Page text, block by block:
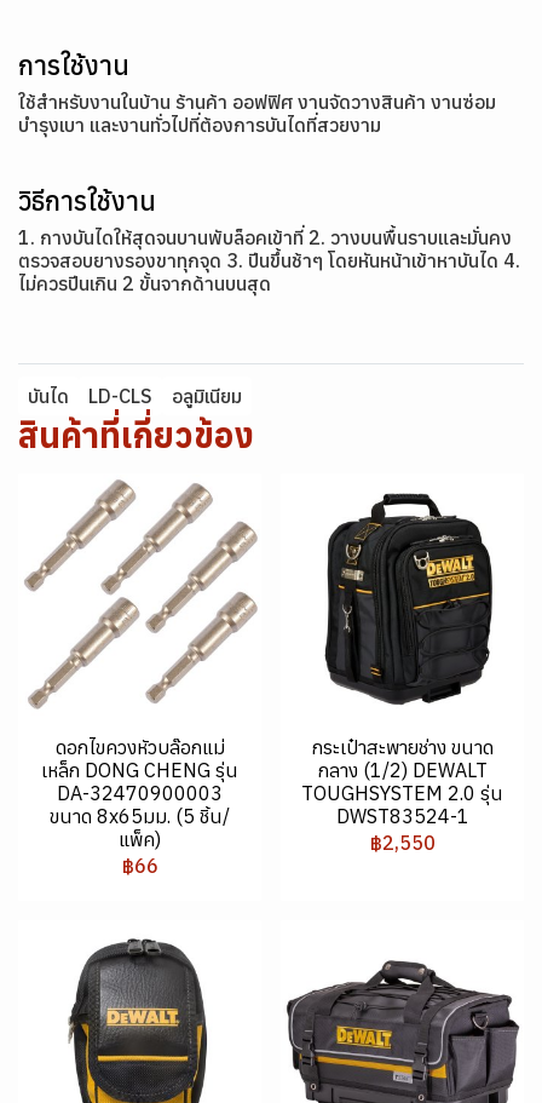
การใช้งาน
ใช้สำหรับงานในบ้าน ร้านค้า ออฟฟิศ งานจัดวางสินค้า งานซ่อม
บำรุงเบา และงานทั่วไปที่ต้องการบันไดที่สวยงาม
วิธีการใช้งาน
1. กางบันไดให้สุดจนบานพับล็อคเข้าที่ 2. วางบนพื้นราบและมั่นคง
ตรวจสอบยางรองขาทุกจุด 3. ปีนขึ้นช้าๆ โดยหันหน้าเข้าหาบันได 4.
ไม่ควรปีนเกิน 2 ขั้นจากด้านบนสุด
บันได LD-CLS อลูมิเนียม
สินค้าที่เกี่ยวข้อง
ดอกไขควงหัวบล๊อกแม่
เหล็ก DONG CHENG รุ่น
DA-32470900003
ขนาด 8x65มม. (5 ชิ้น/
แพ็ค)
฿66
กระเป๋าสะพายช่าง ขนาด
กลาง (1/2) DEWALT
TOUGHSYSTEM 2.0 รุ่น
DWST83524-1
฿2,550